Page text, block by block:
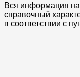
Вся информация на
справочный
в соответствии с